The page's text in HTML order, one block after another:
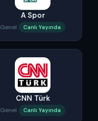
A Spor
Genel Canlı Yayında
CNN Türk
Genel Canlı Yayında